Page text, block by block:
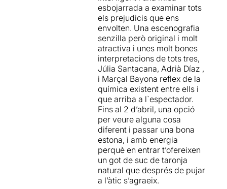
una energía y fuerza que
contagia al público, sus
interpretaciones consiguen
arrancar risas cada dos por
tres haciendo pasar al
público un rato muy
agradable.
Unapuesta en escena
sencilla y muy eficaz, crea
un marco ideal para este
montaje ágil y rápido, con
momentos musicales
inolvidablesque provocan
que la espectadora los
acompañe de manera
disimulada, pero que sea
imposible evitar tararearlos.
esbojarrada a examinar tots
els prejudicis que ens
envolten. Una escenografia
senzilla però original i molt
atractiva i unes molt bones
interpretacions de tots tres,
Júlia Santacana, Adrià Díaz ,
i Marçal Bayona reflex de la
química existent entre ells i
que arriba a l`espectador.
Fins al 2 d’abril, una opció
per veure alguna cosa
diferent i passar una bona
estona, i amb energia
perquè en entrar t’ofereixen
un got de suc de taronja
natural que després de pujar
a l’àtic s’agraeix.